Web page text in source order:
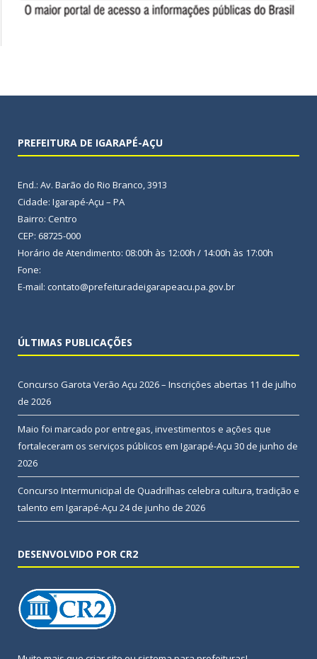
PREFEITURA DE IGARAPÉ-AÇU
End.: Av. Barão do Rio Branco, 3913
Cidade: Igarapé-Açu – PA
Bairro: Centro
CEP: 68725-000
Horário de Atendimento: 08:00h às 12:00h / 14:00h às 17:00h
Fone:
E-mail: contato@prefeituradeigarapeacu.pa.gov.br
ÚLTIMAS PUBLICAÇÕES
Concurso Garota Verão Açu 2026 – Inscrições abertas 11 de julho
de 2026
Maio foi marcado por entregas, investimentos e ações que
fortaleceram os serviços públicos em Igarapé-Açu 30 de junho de
2026
Concurso Intermunicipal de Quadrilhas celebra cultura, tradição e
talento em Igarapé-Açu 24 de junho de 2026
DESENVOLVIDO POR CR2